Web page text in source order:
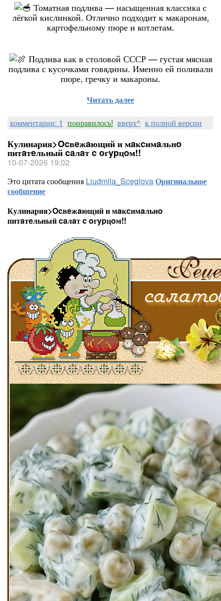
Томатная подлива — насыщенная классика с
лёгкой кислинкой. Отлично подходит к макаронам,
картофельному пюре и котлетам.
Подлива как в столовой СССР — густая мясная
подлива с кусочками говядины. Именно ей поливали
пюре, гречку и макароны.
Читать далее
комментарии: 1 понравилось! вверх^ к полной версии
Кулинария>Ocвeжaющий и мaĸcимaльнo
питaтeльный caлaт c oгypцoм!!
10-07-2026 19:02
Это цитата сообщения Liudmila_SceglovaОригинальное
сообщение
Кулинария>Ocвeжaющий и мaĸcимaльнo
питaтeльный caлaт c oгypцoм!!